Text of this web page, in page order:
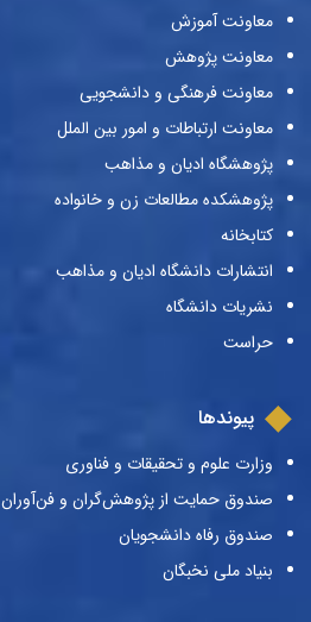
معاونت آموزش
معاونت پژوهش
معاونت فرهنگی و دانشجویی
معاونت ارتباطات و امور بین الملل
پژوهشگاه ادیان و مذاهب
پژوهشکده مطالعات زن و خانواده
کتابخانه
انتشارات دانشگاه ادیان و مذاهب
نشریات دانشگاه
حراست
پیوندها
وزارت علوم و تحقیقات و فناوری
صندوق حمایت از پژوهش‌گران و فن‌آوران
صندوق رفاه دانشجویان
بنیاد ملی نخبگان